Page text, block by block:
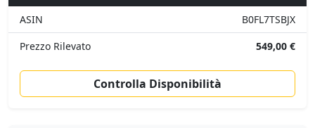
ASIN
B0FL7TSBJX
Prezzo Rilevato
549,00 €
Controlla Disponibilità